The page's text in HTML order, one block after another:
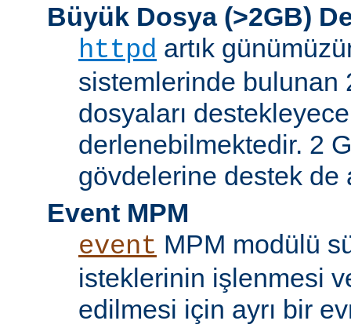
Büyük Dosya (>2GB)
httpd artık
sistemlerinde bulunan
dosyaları
derlenebilmektedir. 2
gövdelerine destek de
Event MPM
event MPM modülü
isteklerinin işlenmesi
edilmesi için ayrı bir